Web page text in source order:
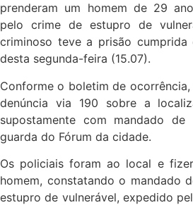
prenderam um homem de 29
pelo crime de estupro de
criminoso teve a prisão
desta segunda-feira (15.07).
Conforme o boletim de
denúncia via 190 sobre a
supostamente com mandado
guarda do Fórum da cidade.
Os policiais foram ao local e
homem, constatando o mandado
estupro de vulnerável, expedido